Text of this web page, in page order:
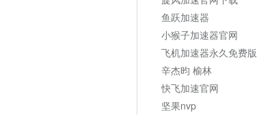
鱼跃加速器
小猴子加速器官网
飞机加速器永久免费版
辛杰昀 榆林
快飞加速官网
坚果nvp